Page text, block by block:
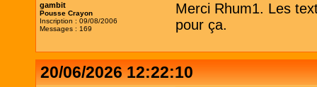
gambit
Pousse Crayon
Inscription : 09/08/2006
Messages : 169
Merci Rhum1. Les
pour ça.
20/06/2026 12:22:10